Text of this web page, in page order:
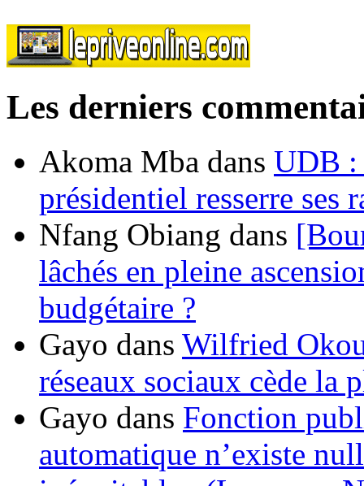
Les derniers
Akoma Mba dans UDB :
présidentiel resserre ses
Nfang Obiang dans
lâchés en pleine
budgétaire ?
Gayo dans Wilfried
réseaux sociaux cède la
Gayo dans Fonction
automatique n’existe